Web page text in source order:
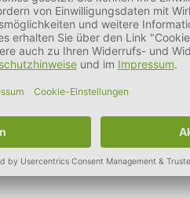
ist dieser Kausnack
die Verdauung.